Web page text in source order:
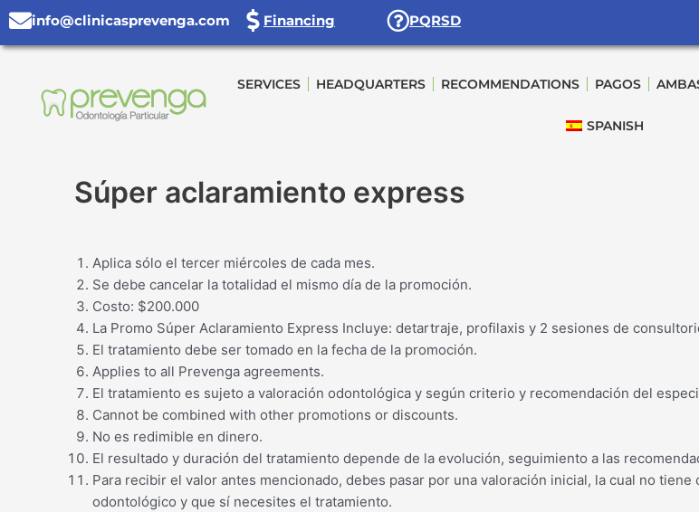
Skip
to
content
info@clinicasprevenga.com Financing PQRSD
SERVICES HEADQUARTERS RECOMMENDATIONS PAGOS
SPANISH
Súper aclaramiento express
Aplica sólo el tercer miércoles de cada mes.
Se debe cancelar la totalidad el mismo día de la promoción.
Costo: $200.000
La Promo Súper Aclaramiento Express Incluye: detartraje, profilaxis y 2 sesiones de
El tratamiento debe ser tomado en la fecha de la promoción.
Applies to all Prevenga agreements.
El tratamiento es sujeto a valoración odontológica y según criterio y recomendación del
Cannot be combined with other promotions or discounts.
No es redimible en dinero.
El resultado y duración del tratamiento depende de la evolución, seguimiento a las
Para recibir el valor antes mencionado, debes pasar por una valoración inicial, la cual no
odontológico y que sí necesites el tratamiento.